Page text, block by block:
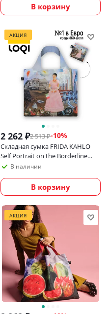
В корзину
АКЦИЯ
2 262 ₽2 513₽-10%
Складная сумка FRIDA KAHLO
Self Portrait on the Borderline
between Mexico and the USA
В наличии
В корзину
АКЦИЯ